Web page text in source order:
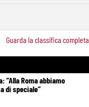
Guarda la classifica completa
“Alla Roma abbiamo
di speciale”